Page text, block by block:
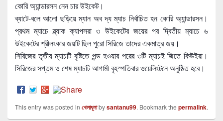
কোরি অ্যান্ডারসন নেন চার উইকেট।
ব্যাটে-বলে আলো ছড়িয়ে ম্যান অব দ্য ম্যাচ নির্বাচিত হন কোরি অ্যান্ডারসন।
প্রথম ম্যাচে ব্ল্যাক ক্যাপসরা ৩ উইকেটের জয়ের পর দ্বিতীয় ম্যাচে ৬
উইকেটের শ্রীলংকার জয়টি ছিল পুরো সিরিজে তাদের একমাত্র জয়।
সিরিজের তৃতীয় ম্যাচটি বৃষ্টিতে পন্ড হওয়ার পরের ৩টি ম্যাচই জিতে কিউইরা।
সিরিজের সপ্তম ও শেষ ম্যাচটি আগামী বৃহস্পতিবার ওয়েলিংটনে অনুষ্ঠিত হবে।
This entry was posted in খেলাধূলাbysantanu99. Bookmark the permalink.